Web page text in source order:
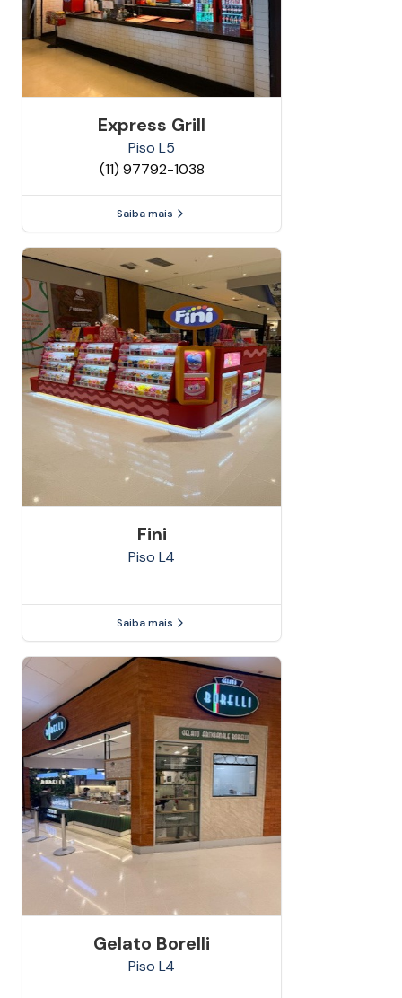
Express Grill
Piso L5
(11) 97792-1038
Saiba mais
Fini
Piso L4
Saiba mais
Gelato Borelli
Piso L4